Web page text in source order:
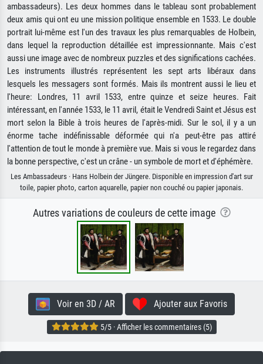
ambassadeurs). Les deux hommes dans le tableau sont probablement
deux amis qui ont eu une mission politique ensemble en 1533. Le double
portrait lui-même est l'un des travaux les plus remarquables de Holbein,
dans lequel la reproduction détaillée est impressionnante. Mais c'est
aussi une image avec de nombreux puzzles et des significations cachées.
Les instruments illustrés représentent les sept arts libéraux dans
lesquels les messagers sont formés. Mais ils montrent aussi le lieu et
l'heure: Londres, 11 avril 1533, entre quinze et seize heures. Fait
intéressant, en l'année 1533, le 11 avril, était le Vendredi Saint et Jésus est
mort selon la Bible à trois heures de l'après-midi. Sur le sol, il y a un
énorme tache indéfinissable déformée qui n'a peut-être pas attiré
l'attention de tout le monde à première vue. Mais si vous le regardez dans
la bonne perspective, c'est un crâne - un symbole de mort et d'éphémère.
Les Ambassadeurs · Hans Holbein der Jüngere. Disponible en impression d'art sur
toile, papier photo, carton aquarelle, papier non couché ou papier japonais.
Autres variations de couleurs de cette image
Voir en 3D / AR Ajouter aux Favoris
5/5 · Afficher les commentaires (5)